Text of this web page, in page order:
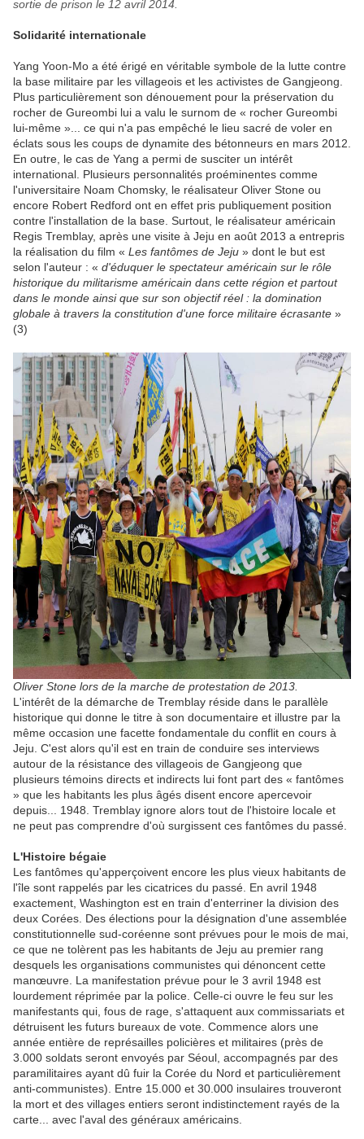
sortie de prison le 12 avril 2014.
Solidarité internationale
Yang Yoon-Mo a été érigé en véritable symbole de la lutte contre
la base militaire par les villageois et les activistes de Gangjeong.
Plus particulièrement son dénouement pour la préservation du
rocher de Gureombi lui a valu le surnom de « rocher Gureombi
lui-même »... ce qui n'a pas empêché le lieu sacré de voler en
éclats sous les coups de dynamite des bétonneurs en mars 2012.
En outre, le cas de Yang a permi de susciter un intérêt
international. Plusieurs personnalités proéminentes comme
l'universitaire Noam Chomsky, le réalisateur Oliver Stone ou
encore Robert Redford ont en effet pris publiquement position
contre l'installation de la base. Surtout, le réalisateur américain
Regis Tremblay, après une visite à Jeju en août 2013 a entrepris
la réalisation du film « Les fantômes de Jeju » dont le but est
selon l'auteur : « d'éduquer le spectateur américain sur le rôle
historique du militarisme américain dans cette région et partout
dans le monde ainsi que sur son objectif réel : la domination
globale à travers la constitution d'une force militaire écrasante »
(3)
Oliver Stone lors de la marche de protestation de 2013.
L'intérêt de la démarche de Tremblay réside dans le parallèle
historique qui donne le titre à son documentaire et illustre par la
même occasion une facette fondamentale du conflit en cours à
Jeju. C'est alors qu'il est en train de conduire ses interviews
autour de la résistance des villageois de Gangjeong que
plusieurs témoins directs et indirects lui font part des « fantômes
» que les habitants les plus âgés disent encore apercevoir
depuis... 1948. Tremblay ignore alors tout de l'histoire locale et
ne peut pas comprendre d'où surgissent ces fantômes du passé.
L'Histoire bégaie
Les fantômes qu'apperçoivent encore les plus vieux habitants de
l'île sont rappelés par les cicatrices du passé. En avril 1948
exactement, Washington est en train d'enterriner la division des
deux Corées. Des élections pour la désignation d'une assemblée
constitutionnelle sud-coréenne sont prévues pour le mois de mai,
ce que ne tolèrent pas les habitants de Jeju au premier rang
desquels les organisations communistes qui dénoncent cette
manœuvre. La manifestation prévue pour le 3 avril 1948 est
lourdement réprimée par la police. Celle-ci ouvre le feu sur les
manifestants qui, fous de rage, s'attaquent aux commissariats et
détruisent les futurs bureaux de vote. Commence alors une
année entière de représailles policières et militaires (près de
3.000 soldats seront envoyés par Séoul, accompagnés par des
paramilitaires ayant dû fuir la Corée du Nord et particulièrement
anti-communistes). Entre 15.000 et 30.000 insulaires trouveront
la mort et des villages entiers seront indistinctement rayés de la
carte... avec l'aval des généraux américains.